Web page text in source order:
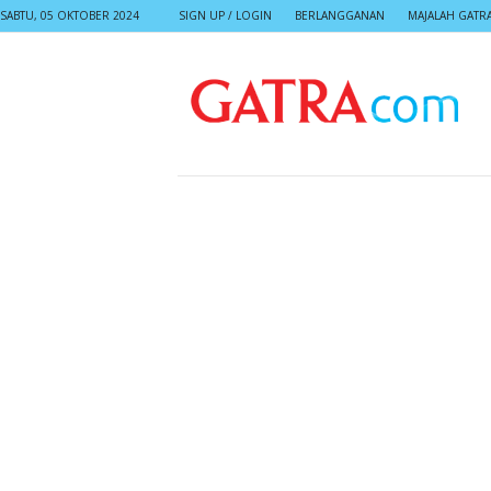
SABTU, 05 OKTOBER 2024 SIGN UP / LOGIN BERLANGGANAN MAJALAH